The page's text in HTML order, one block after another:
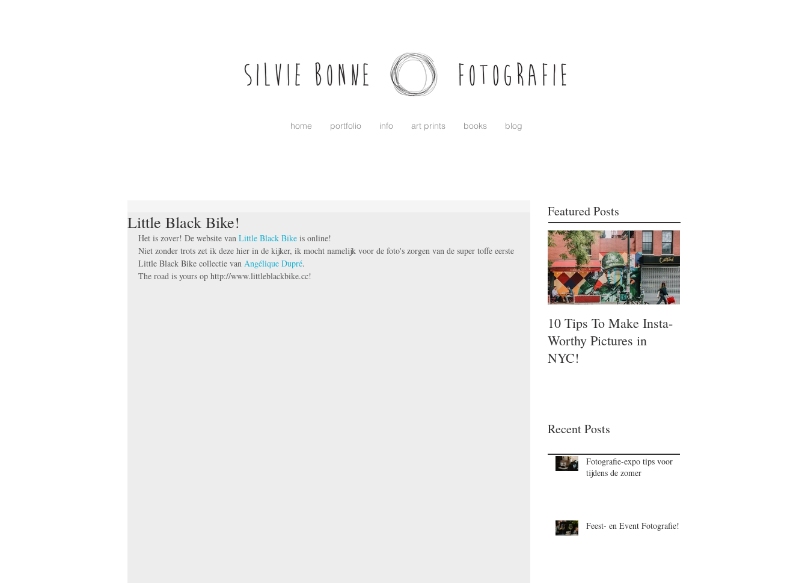
home portfolio info art prints books blog
Little Black Bike!
Het is zover! De website van Little Black Bike is online!
Niet zonder trots zet ik deze hier in de kijker, ik mocht namelijk voor de foto's zorgen van de super toffe eerste
Little Black Bike collectie van Angélique Dupré.
The road is yours op http://www.littleblackbike.cc!
Featured Posts
10 Tips To Make Insta-
Worthy Pictures in
NYC!
Recent Posts
Fotografie-expo tips voor
tijdens de zomer
Feest- en Event Fotografie!